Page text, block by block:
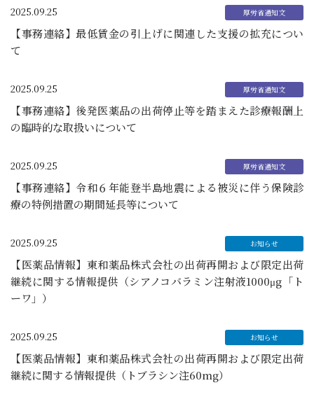
2025.09.25
【事務連絡】最低賃金の引上げに関連した支援の拡充につい
て
2025.09.25
【事務連絡】後発医薬品の出荷停止等を踏まえた診療報酬上
の臨時的な取扱いについて
2025.09.25
【事務連絡】令和６年能登半島地震による被災に伴う保険診
療の特例措置の期間延長等について
2025.09.25
【医薬品情報】東和薬品株式会社の出荷再開および限定出荷
継続に関する情報提供（シアノコバラミン注射液1000μg「ト
ーワ」）
2025.09.25
【医薬品情報】東和薬品株式会社の出荷再開および限定出荷
継続に関する情報提供（トブラシン注60mg）